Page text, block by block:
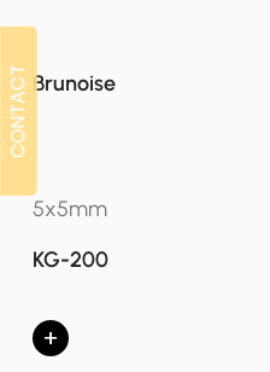
Brunoise
5x5mm
KG-200
+
CONTACT
CONTACT